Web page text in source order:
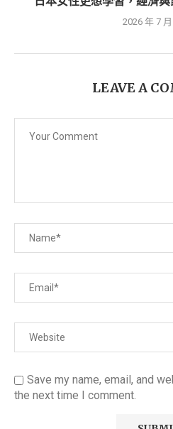
2026 年 7 月
LEAVE A
Save my name, email, and
the next time I comment.